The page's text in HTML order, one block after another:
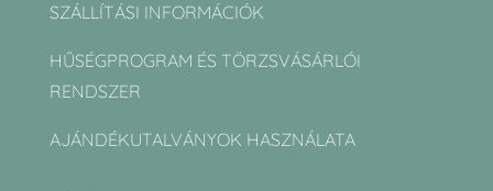
SZÁLLÍTÁSI INFORMÁCIÓK
HŰSÉGPROGRAM ÉS TÖRZSVÁSÁRLÓI
RENDSZER
AJÁNDÉKUTALVÁNYOK HASZNÁLATA